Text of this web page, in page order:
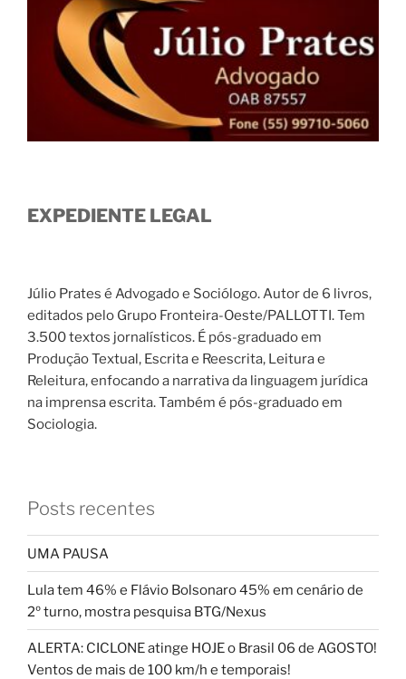
EXPEDIENTE LEGAL
Júlio Prates é Advogado e Sociólogo. Autor de 6 livros,
editados pelo Grupo Fronteira-Oeste/PALLOTTI. Tem
3.500 textos jornalísticos. É pós-graduado em
Produção Textual, Escrita e Reescrita, Leitura e
Releitura, enfocando a narrativa da linguagem jurídica
na imprensa escrita. Também é pós-graduado em
Sociologia.
Posts recentes
UMA PAUSA
Lula tem 46% e Flávio Bolsonaro 45% em cenário de
2º turno, mostra pesquisa BTG/Nexus
ALERTA: CICLONE atinge HOJE o Brasil 06 de AGOSTO!
Ventos de mais de 100 km/h e temporais!